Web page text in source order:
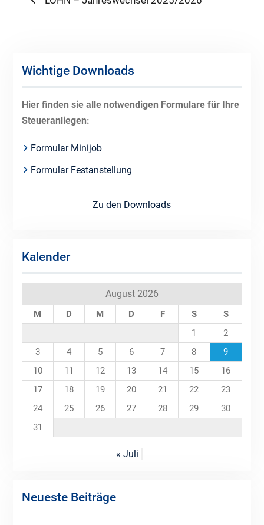
Wichtige Downloads
Hier finden sie alle notwendigen Formulare für Ihre
Steueranliegen:
Formular Minijob
Formular Festanstellung
Zu den Downloads
Kalender
August 2026
M D M D F S
S
1
2
3
4 5 6 7 8
9
10
11 12 13 14 15
16
17
18 19 20 21 22
23
24
25 26 27 28 29
30
31
« Juli
Neueste Beiträge